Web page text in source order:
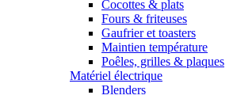
Cocottes & plats
Fours & friteuses
Gaufrier et toasters
Maintien température
Poêles, grilles & plaques
Matériel électrique
Blenders